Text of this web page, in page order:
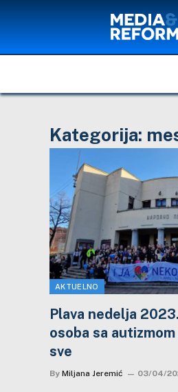
Kategorija:
AKTUELNO
Plava nedelja
osoba sa
sve
By Miljana Jeremić 03/04/